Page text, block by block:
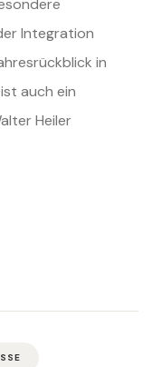
Integration
in
auch ein
Heiler